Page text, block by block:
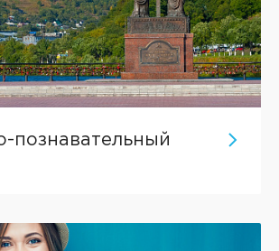
познавательный